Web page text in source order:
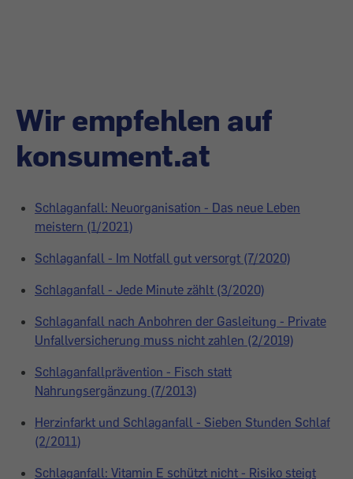
Wir empfehlen auf
konsument.at
Schlaganfall: Neuorganisation - Das neue Leben
meistern (1/2021)
Schlaganfall - Im Notfall gut versorgt (7/2020)
Schlaganfall - Jede Minute zählt (3/2020)
Schlaganfall nach Anbohren der Gasleitung - Private
Unfallversicherung muss nicht zahlen (2/2019)
Schlaganfallprävention - Fisch statt
Nahrungsergänzung (7/2013)
Herzinfarkt und Schlaganfall - Sieben Stunden Schlaf
(2/2011)
Schlaganfall: Vitamin E schützt nicht - Risiko steigt